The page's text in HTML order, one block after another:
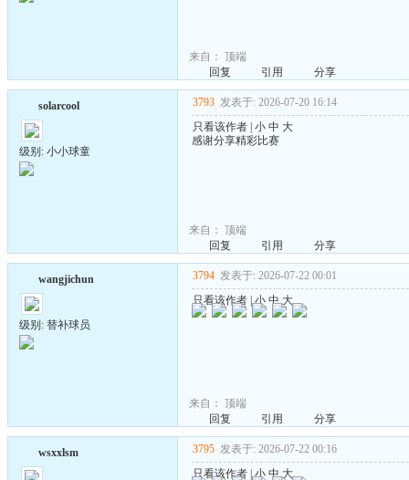
来自： 顶端
回复
引用 分享
solarcool
级别: 小小球童
3793 发表于: 2026-07-20 16:14
只看该作者 小 中 大
感谢分享精彩比赛
来自： 顶端
回复
引用 分享
wangjichun
级别: 替补球员
3794 发表于: 2026-07-22 00:01
只看该作者 |小 中 大
来自： 顶端
回复
引用 分享
wsxxlsm 3795 发表于: 2026-07-22 00:16
只看该作者 |小 中 大